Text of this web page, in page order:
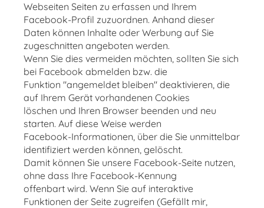
Webseiten Seiten zu erfassen und Ihrem
Facebook-Profil zuzuordnen. Anhand dieser
Daten können Inhalte oder Werbung auf Sie
zugeschnitten angeboten werden.
Wenn Sie dies vermeiden möchten, sollten Sie sich
bei Facebook abmelden bzw. die
Funktion "angemeldet bleiben" deaktivieren, die
auf Ihrem Gerät vorhandenen Cookies
löschen und Ihren Browser beenden und neu
starten. Auf diese Weise werden
Facebook-Informationen, über die Sie unmittelbar
identifiziert werden können, gelöscht.
Damit können Sie unsere Facebook-Seite nutzen,
ohne dass Ihre Facebook-Kennung
offenbart wird. Wenn Sie auf interaktive
Funktionen der Seite zugreifen (Gefällt mir,